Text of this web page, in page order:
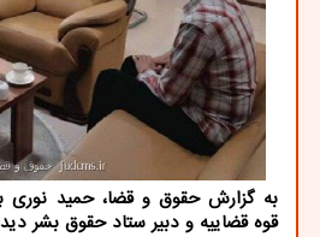
به گزارش حقوق و قضا، حمید نوری
قوه قضاییه و دبیر ستاد حقوق بشر